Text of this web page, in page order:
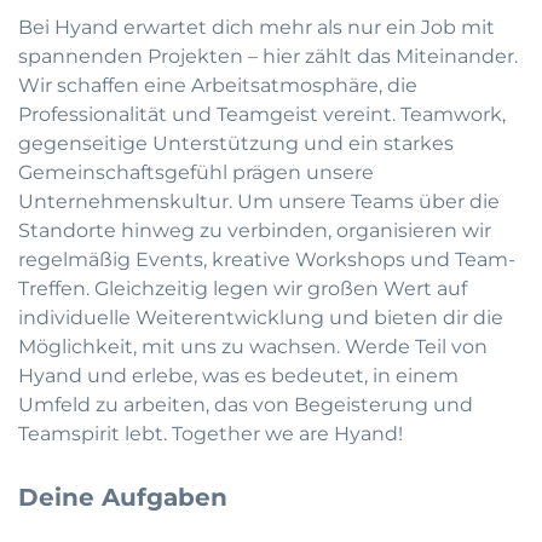
Bei Hyand erwartet dich mehr als nur ein Job mit
spannenden Projekten – hier zählt das Miteinander.
Wir schaffen eine Arbeitsatmosphäre, die
Professionalität und Teamgeist vereint. Teamwork,
gegenseitige Unterstützung und ein starkes
Gemeinschaftsgefühl prägen unsere
Unternehmenskultur. Um unsere Teams über die
Standorte hinweg zu verbinden, organisieren wir
regelmäßig Events, kreative Workshops und Team-
Treffen. Gleichzeitig legen wir großen Wert auf
individuelle Weiterentwicklung und bieten dir die
Möglichkeit, mit uns zu wachsen. Werde Teil von
Hyand und erlebe, was es bedeutet, in einem
Umfeld zu arbeiten, das von Begeisterung und
Teamspirit lebt. Together we are Hyand!
Deine Aufgaben